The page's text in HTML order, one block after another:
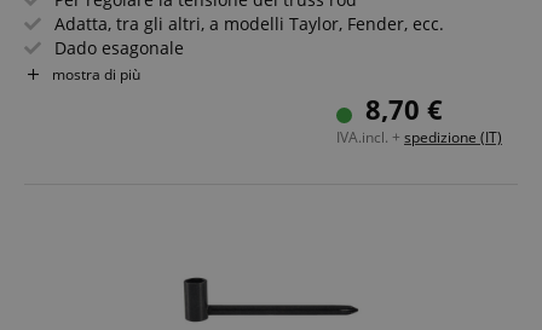
Adatta, tra gli altri, a modelli Taylor, Fender, ecc.
Dado esagonale
Con cacciavite a croce
mostra di più
8,70 €
IVA.incl. + spedizione (IT)